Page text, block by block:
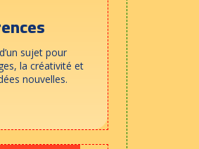
sujet pour
la créativité et
nouvelles.